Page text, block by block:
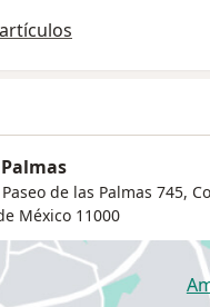
cuando las visitas se
el riesgo de pérdida
permita ampliar
tanto para la calidad
para la logística de
subrayar que no
universal: la selección
clave, y el control con
de las Palmas 745,
México 11000